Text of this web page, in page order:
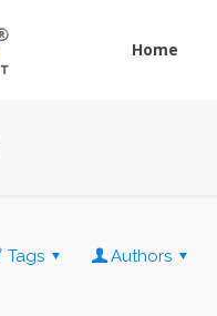
Home
Tags Authors